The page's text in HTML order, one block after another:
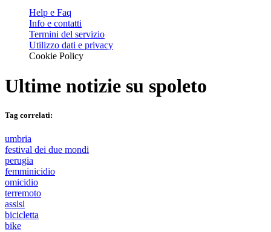
Help e Faq
Info e contatti
Termini del servizio
Utilizzo dati e privacy
Cookie Policy
Ultime notizie su spoleto
Tag correlati:
umbria
festival dei due mondi
perugia
femminicidio
omicidio
terremoto
assisi
bicicletta
bike